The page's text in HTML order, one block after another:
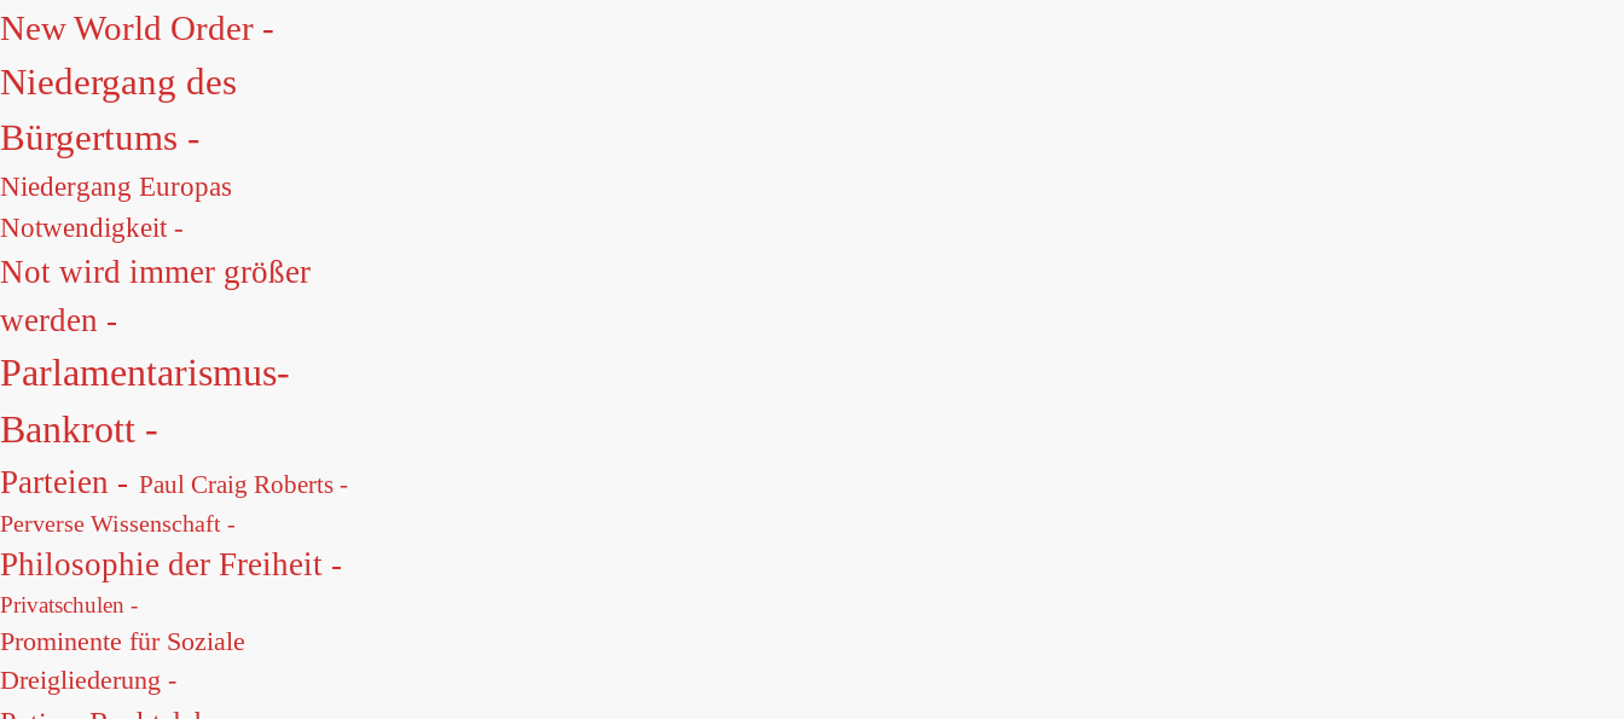
New World Order -
Niedergang des
Bürgertums -
Niedergang Europas
Notwendigkeit -
Not wird immer größer
werden -
Parlamentarismus-
Bankrott -
Parteien - Paul Craig Roberts -
Perverse Wissenschaft -
Philosophie der Freiheit -
Privatschulen -
Prominente für Soziale
Dreigliederung -